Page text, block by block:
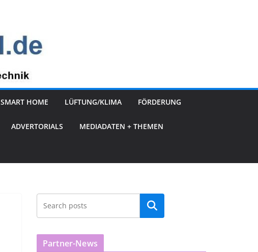
SMART HOME LÜFTUNG/KLIMA FÖRDERUNG
ADVERTORIALS MEDIADATEN + THEMEN
Partner-News